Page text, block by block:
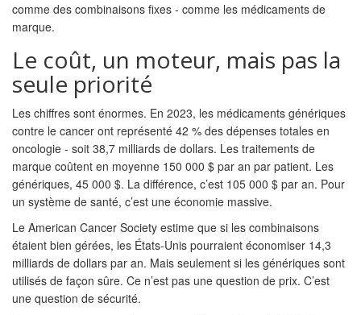
comme des combinaisons fixes - comme les médicaments de
marque.
Le coût, un moteur, mais pas la
seule priorité
Les chiffres sont énormes. En 2023, les médicaments génériques
contre le cancer ont représenté 42 % des dépenses totales en
oncologie - soit 38,7 milliards de dollars. Les traitements de
marque coûtent en moyenne 150 000 $ par an par patient. Les
génériques, 45 000 $. La différence, c’est 105 000 $ par an. Pour
un système de santé, c’est une économie massive.
Le American Cancer Society estime que si les combinaisons
étaient bien gérées, les États-Unis pourraient économiser 14,3
milliards de dollars par an. Mais seulement si les génériques sont
utilisés de façon sûre. Ce n’est pas une question de prix. C’est
une question de sécurité.